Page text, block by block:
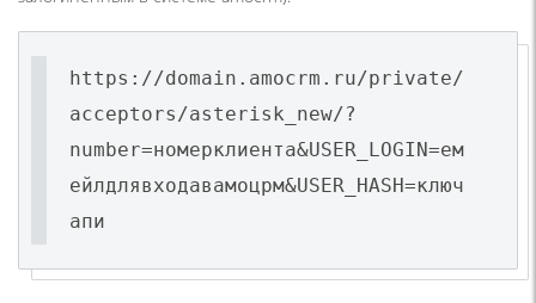
https://domain.amocrm.ru/private/
acceptors/asterisk_new/?
number=номерклиента&USER_LOGIN=ем
ейлдлявходавамоцрм&USER_HASH=ключ
апи